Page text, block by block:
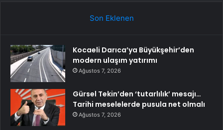
Son Eklenen
Kocaeli Darıca’ya Büyükşehir’den
modern ulaşım yatırımı
Ağustos 7, 2026
Gürsel Tekin’den ‘tutarlılık’ mesajı…
Tarihi meselelerde pusula net olmalı
Ağustos 7, 2026